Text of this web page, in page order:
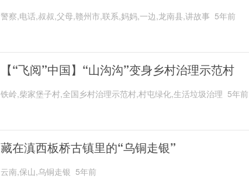
警察,电话,叔叔,父母,赣州市,联系,妈妈,一边,龙南县,讲故事 5年前
【“飞阅”中国】“山沟沟”变身乡村治理示范村
铁岭,柴家堡子村,全国乡村治理示范村,村屯绿化,生活垃圾治理 5年前
藏在滇西板桥古镇里的“乌铜走银”
云南,保山,乌铜走银 5年前